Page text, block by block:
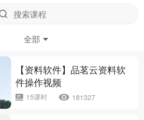
全部
【资料软件】品茗云资料软
件操作视频
15课时 181327